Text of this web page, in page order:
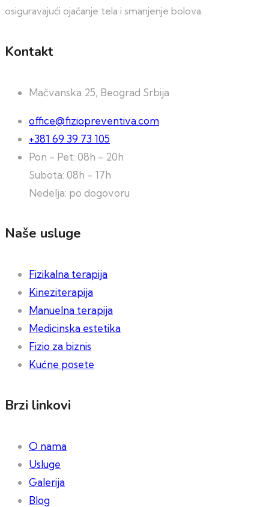
osiguravajući ojačanje tela i smanjenje bolova.
Kontakt
Mačvanska 25, Beograd Srbija
office@fiziopreventiva.com
+381 69 39 73 105
Pon - Pet: 08h - 20h
Subota: 08h - 17h
Nedelja: po dogovoru
Naše usluge
Fizikalna terapija
Kineziterapija
Manuelna terapija
Medicinska estetika
Fizio za biznis
Kućne posete
Brzi linkovi
O nama
Usluge
Galerija
Blog